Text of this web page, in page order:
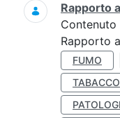
Rapporto
Contenuto
Rapporto
FUMO
TABACCO